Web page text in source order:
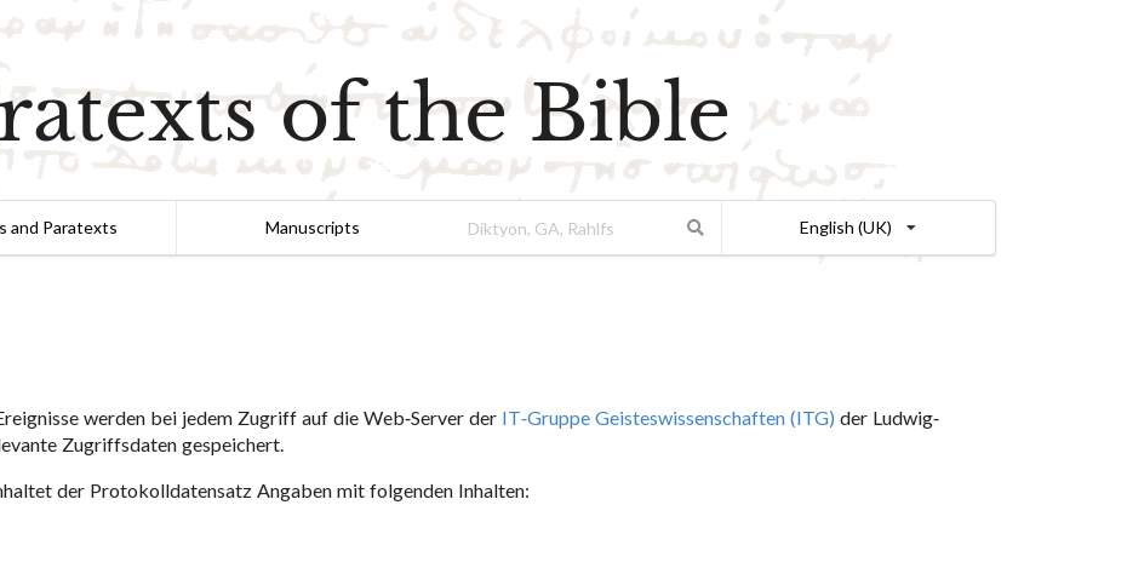
of the Bible
and Paratexts Manuscripts English (UK)
werden bei jedem Zugriff auf die Web-Server der IT-Gruppe Geisteswissenschaften (ITG) der Ludwig-
Zugriffsdaten gespeichert.
der Protokolldatensatz Angaben mit folgenden Inhalten: